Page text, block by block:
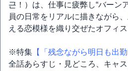
근！）は、仕事に疲弊し“バーン
員の日常をリアルに描きながら
える恋模様を織り交ぜたオフィス
※特集 【「残念ながら明日も出
全話あらすじ・見どころ、キャ